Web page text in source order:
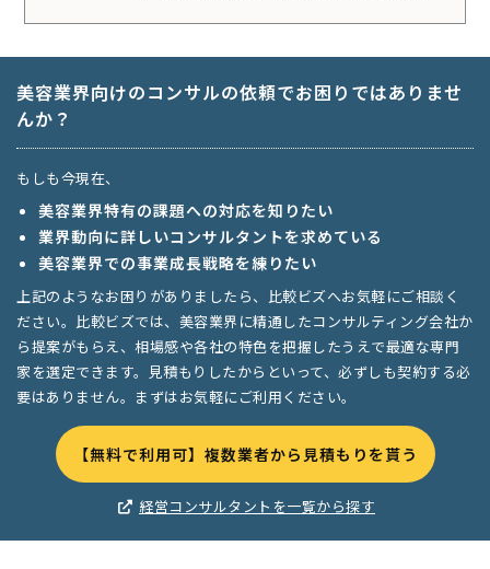
美容業界向けのコンサルの依頼でお困りではありませ
んか？
もしも今現在、
美容業界特有の課題への対応を知りたい
業界動向に詳しいコンサルタントを求めている
美容業界での事業成長戦略を練りたい
上記のようなお困りがありましたら、比較ビズへお気軽にご相談く
ださい。比較ビズでは、美容業界に精通したコンサルティング会社か
ら提案がもらえ、相場感や各社の特色を把握したうえで最適な専門
家を選定できます。見積もりしたからといって、必ずしも契約する必
要はありません。まずはお気軽にご利用ください。
【無料で利用可】複数業者から見積もりを貰う
経営コンサルタントを一覧から探す